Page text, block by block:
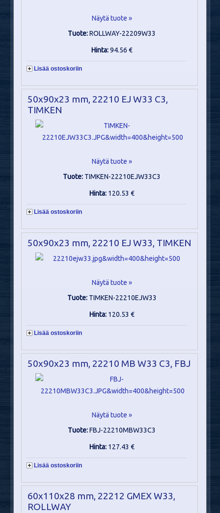
Näytä tuote »
Tuote:ROLLWAY-22209W33
Hinta:94.56 €
Lisää ostoskoriin
50x90x23 mm, 22210 EJ W33 C3,
TIMKEN
Näytä tuote »
Tuote: TIMKEN-22210EJW33C3
Hinta: 120.53 €
Lisää ostoskoriin
50x90x23 mm, 22210 EJ W33, TIMKEN
Näytä tuote »
Tuote: TIMKEN-22210EJW33
Hinta: 120.53 €
Lisää ostoskoriin
50x90x23 mm, 22210 MB W33 C3, FBJ
Näytä tuote »
Tuote:FBJ-22210MBW33C3
Hinta: 127.43 €
Lisää ostoskoriin
60x110x28 mm, 22212 GMEX W33,
ROLLWAY